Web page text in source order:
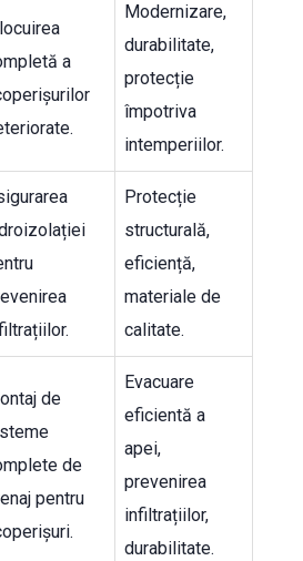
a
Modernizare,
durabilitate,
protecție
împotriva
intemperiilor.
Protecție
structurală,
eficiență,
materiale de
calitate.
de
de
pentru
Evacuare
eficientă a
apei,
prevenirea
infiltrațiilor,
durabilitate.